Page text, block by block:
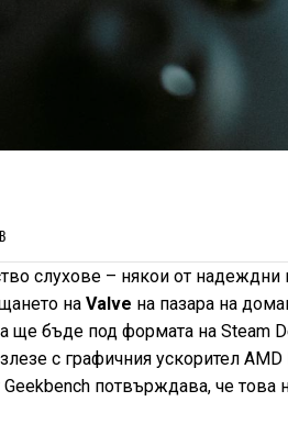
слухове – някои от надеждни
на Valve на пазара на
ще бъде под формата на Steam
с графичния ускорител
потвърждава, че това